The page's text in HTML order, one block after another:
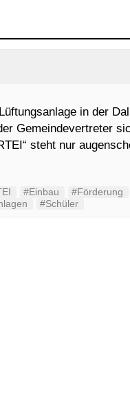
in der
Gemeindevertreter
steht nur
#Einbau #Förderung
#Schüler